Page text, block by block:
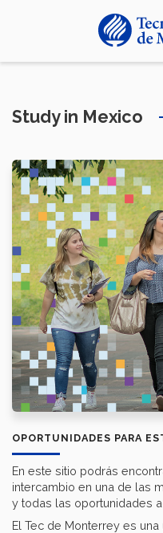
Study in Mexico
OPORTUNIDADES PARA
En este sitio podrás
intercambio en una de las
y todas las oportunidades
El Tec de Monterrey es